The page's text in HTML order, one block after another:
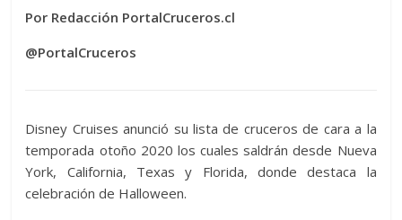
Por Redacción PortalCruceros.cl
@PortalCruceros
Disney Cruises anunció su lista de cruceros de cara a la
temporada otoño 2020 los cuales saldrán desde Nueva
York, California, Texas y Florida, donde destaca la
celebración de Halloween.